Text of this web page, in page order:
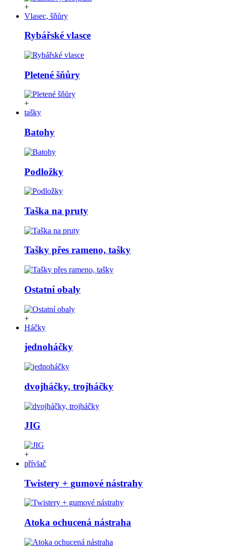
+
Vlasec, šňůry
Rybářské vlasce
Pletené šňůry
+
tašky
Batohy
Podložky
Taška na pruty
Tašky přes rameno, tašky
Ostatní obaly
+
Háčky
jednoháčky
dvojháčky, trojháčky
JIG
+
přívlač
Twistery + gumové nástrahy
Atoka ochucená nástraha